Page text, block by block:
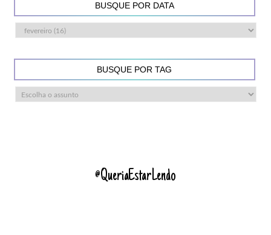
BUSQUE POR DATA
BUSQUE POR TAG
@QueriaEstarLendo